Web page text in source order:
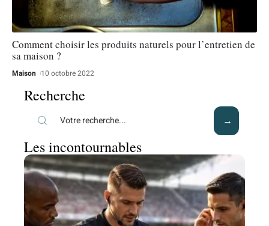
Comment choisir les produits naturels pour l’entretien de
sa maison ?
Maison 10 octobre 2022
Recherche
Les incontournables